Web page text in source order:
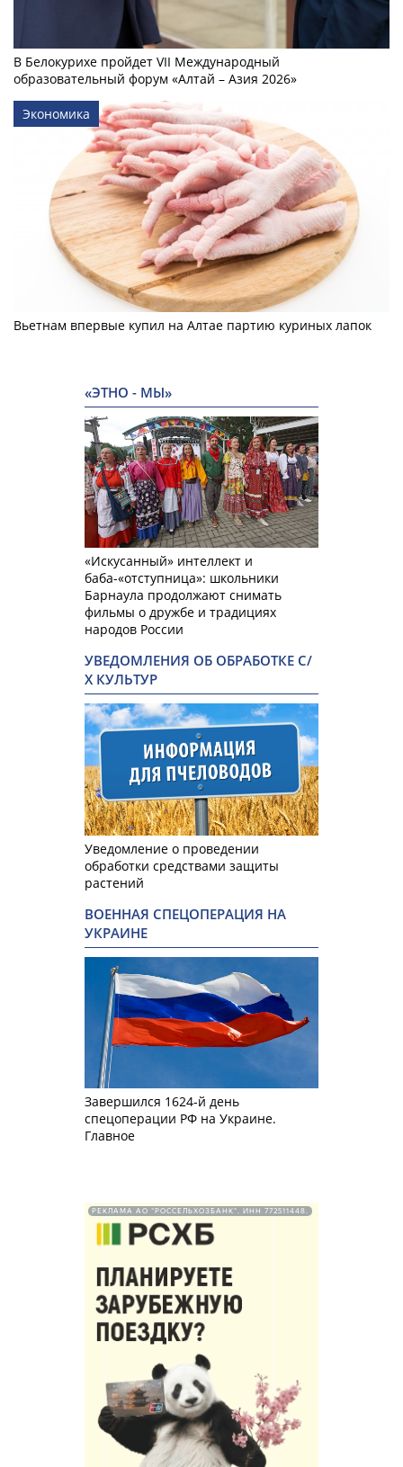
В Белокурихе пройдет VII Международный
образовательный форум «Алтай – Азия 2026»
Экономика
Вьетнам впервые купил на Алтае партию куриных лапок
«ЭТНО - МЫ»
«Искусанный» интеллект и
баба-«отступница»: школьники
Барнаула продолжают снимать
фильмы о дружбе и традициях
народов России
УВЕДОМЛЕНИЯ ОБ ОБРАБОТКЕ С/
Х КУЛЬТУР
Уведомление о проведении
обработки средствами защиты
растений
ВОЕННАЯ СПЕЦОПЕРАЦИЯ НА
УКРАИНЕ
Завершился 1624-й день
спецоперации РФ на Украине.
Главное
РЕКЛАМА АО "РОССЕЛЬХОЗБАНК". ИНН 772511448.